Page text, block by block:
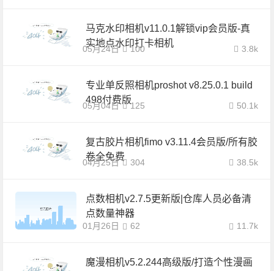
马克水印相机v11.0.1解锁vip会员版-真
实地点水印打卡相机
05月24日 3.8k
100
专业单反照相机proshot v8.25.0.1 build
498付费版
05月04日 50.1k
125
复古胶片相机fimo v3.11.4会员版/所有胶
卷全免费
04月25日 38.5k
304
点数相机v2.7.5更新版|仓库人员必备清
点数量神器
01月26日 11.7k
62
魔漫相机v5.2.244高级版/打造个性漫画